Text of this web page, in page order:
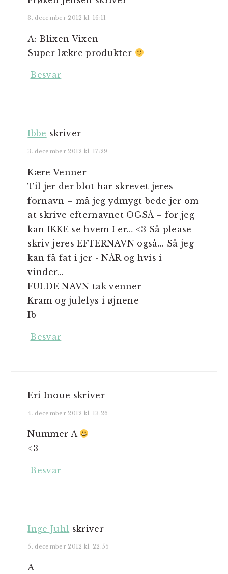
3. december 2012 kl. 16:11
A: Blixen Vixen
Super lækre produkter
Besvar
Ibbe skriver
3. december 2012 kl. 17:29
Kære Venner
Til jer der blot har skrevet jeres
fornavn – må jeg ydmygt bede jer om
at skrive efternavnet OGSÅ – for jeg
kan IKKE se hvem I er… <3 Så please
skriv jeres EFTERNAVN også... Så jeg
kan få fat i jer - NÅR og hvis i
vinder...
FULDE NAVN tak venner
Kram og julelys i øjnene
Ib
Besvar
Eri Inoue skriver
4. december 2012 kl. 13:26
Nummer A
<3
Besvar
Inge Juhl skriver
5. december 2012 kl. 22:55
A